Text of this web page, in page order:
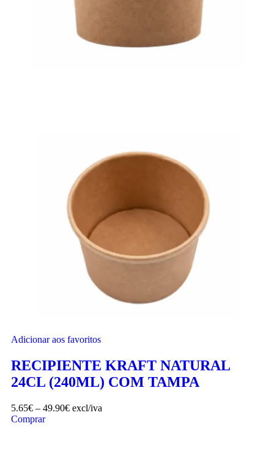
Adicionar aos favoritos
RECIPIENTE KRAFT NATURAL
24CL (240ML) COM TAMPA
5.65€ – 49.90€ excl/iva
Comprar